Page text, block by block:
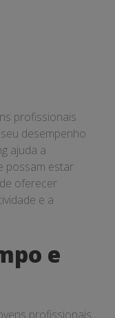
profissionais
desempenho
ajuda a
possam estar
oferecer
e a
e
profissionais